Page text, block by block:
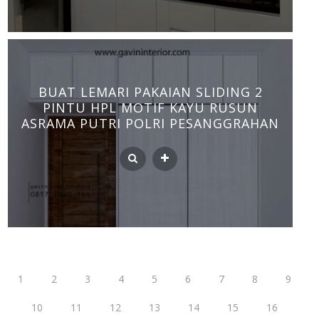
BUAT LEMARI PAKAIAN SLIDING 2
PINTU HPL MOTIF KAYU RUSUN
ASRAMA PUTRI POLRI PESANGGRAHAN
1 2 3 4 5 6 7 8 9
10 11 12 13 14 15 16